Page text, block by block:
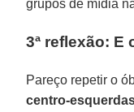
grupos de mídia
3ª reflexão: E
Pareço repetir o
centro-